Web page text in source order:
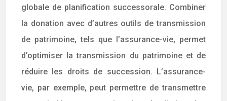
globale de planification successorale. Combiner
la donation avec d’autres outils de transmission
de patrimoine, tels que l’assurance-vie, permet
d’optimiser la transmission du patrimoine et de
réduire les droits de succession. L’assurance-
vie, par exemple, peut permettre de transmettre